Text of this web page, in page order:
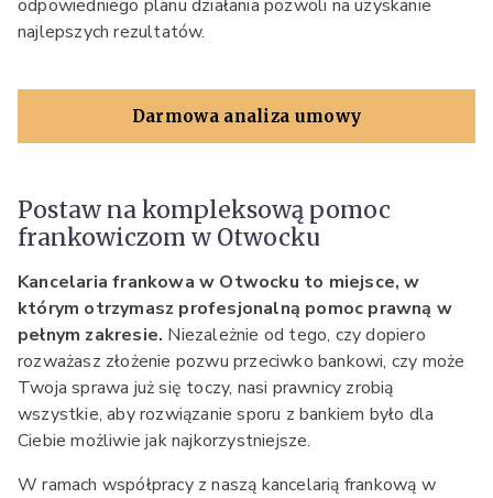
odpowiedniego planu działania pozwoli na uzyskanie
najlepszych rezultatów.
Darmowa analiza umowy
Postaw na kompleksową pomoc
frankowiczom w Otwocku
Kancelaria frankowa w Otwocku to miejsce, w
którym otrzymasz profesjonalną pomoc prawną w
pełnym zakresie. Niezależnie od tego, czy dopiero
rozważasz złożenie pozwu przeciwko bankowi, czy może
Twoja sprawa już się toczy, nasi prawnicy zrobią
wszystkie, aby rozwiązanie sporu z bankiem było dla
Ciebie możliwie jak najkorzystniejsze.
W ramach współpracy z naszą kancelarią frankową w